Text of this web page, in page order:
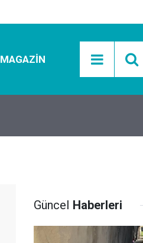
MAGAZIN
Güncel Haberleri